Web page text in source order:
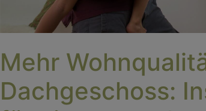
Mehr
Dachgeschoss: